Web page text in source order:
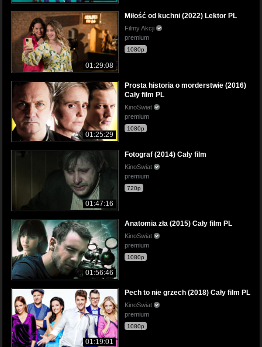
01:29:08
Miłość od kuchni (2022) Lektor PL
Filmy Akcji
premium
1080p
01:25:29
Prosta historia o morderstwie (2016)
Cały film PL
KinoSwiat
premium
1080p
01:47:16
Fotograf (2014) Cały film
KinoSwiat
premium
720p
01:56:46
Anatomia zła (2015) Cały film PL
KinoSwiat
premium
1080p
01:19:01
Pech to nie grzech (2018) Cały film PL
KinoSwiat
premium
1080p